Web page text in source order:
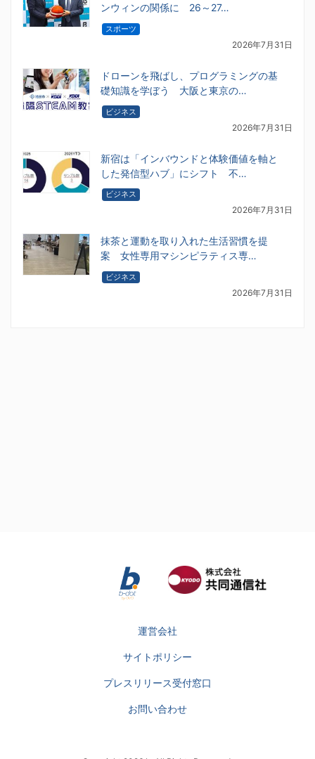
ンウィンの関係に 26～27…
スポーツ
2026年7月31日
ドローンを飛ばし、プログラミングの基
礎知識を学ぼう 大阪と東京の…
ビジネス
2026年7月31日
新宿は「インバウンドと体験価値を軸と
した発信型ハブ」にシフト 不…
ビジネス
2026年7月31日
抹茶と運動を取り入れた生活習慣を提
案 女性専用マシンピラティス専…
ビジネス
2026年7月31日
運営会社
サイトポリシー
プレスリリース受付窓口
お問い合わせ